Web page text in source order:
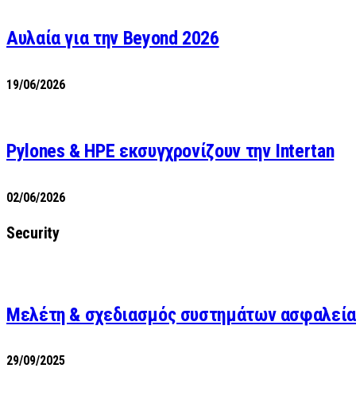
Αυλαία για την Beyond 2026
19/06/2026
Pylones & HPE εκσυγχρονίζουν την Intertan
02/06/2026
Security
Μελέτη & σχεδιασμός συστημάτων
29/09/2025